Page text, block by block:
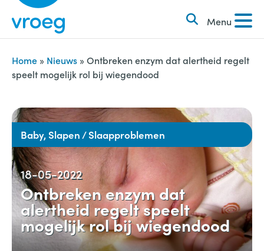
i
Menu
k
e
n
n
a
r
:
Home » Nieuws » Ontbreken enzym dat alertheid regelt
speelt mogelijk rol bij wiegendood
Baby, Slapen / Slaapproblemen
18-05-2022
Ontbreken enzym dat
alertheid regelt speelt
mogelijk rol bij wiegendood